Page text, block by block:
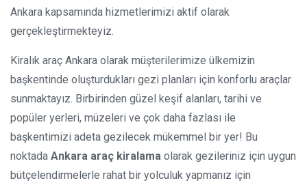
Ankara kapsamında hizmetlerimizi aktif olarak
gerçekleştirmekteyiz.
Kiralık araç Ankara olarak müşterilerimize ülkemizin
başkentinde oluşturdukları gezi planları için konforlu araçlar
sunmaktayız. Birbirinden güzel keşif alanları, tarihi ve
popüler yerleri, müzeleri ve çok daha fazlası ile
başkentimizi adeta gezilecek mükemmel bir yer! Bu
noktada Ankara araç kiralama olarak gezileriniz için uygun
bütçelendirmelerle rahat bir yolculuk yapmanız için